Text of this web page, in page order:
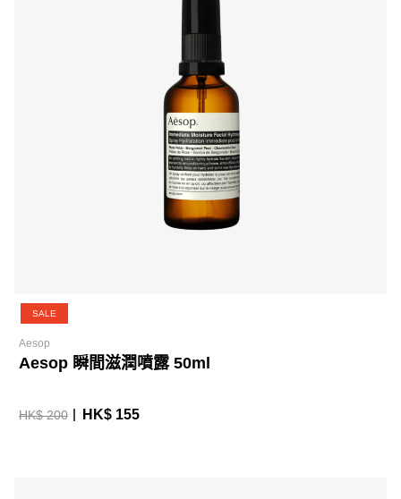
SALE
Aesop
Aesop 瞬間滋潤噴露 50ml
HK$ 200 HK$ 155